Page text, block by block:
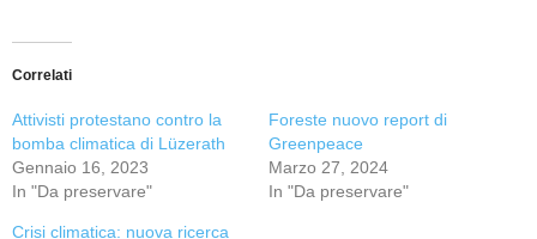
Correlati
Attivisti protestano contro la
bomba climatica di Lüzerath
Gennaio 16, 2023
In "Da preservare"
Foreste nuovo report di
Greenpeace
Marzo 27, 2024
In "Da preservare"
Crisi climatica: nuova ricerca